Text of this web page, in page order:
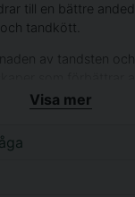
till en bättre
tandkött.
av tandsten
en hälsosam
Visa mer